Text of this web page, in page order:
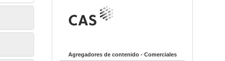
Agregadores de contenido - Comerciales